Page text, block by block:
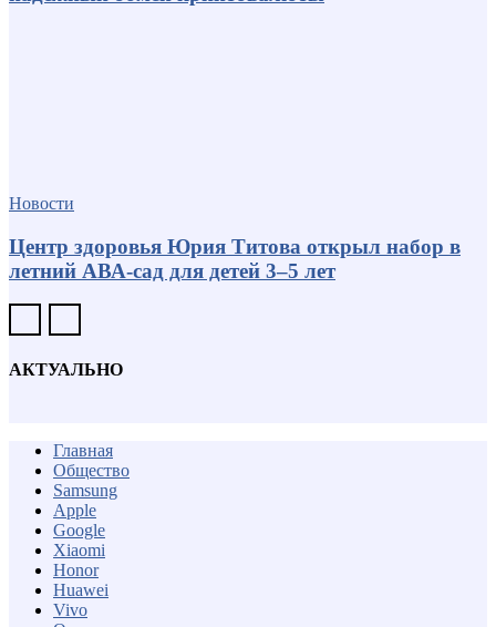
Новости
Центр здоровья Юрия Титова открыл набор в
летний АВА-сад для детей 3–5 лет
АКТУАЛЬНО
Главная
Общество
Samsung
Apple
Google
Xiaomi
Honor
Huawei
Vivo